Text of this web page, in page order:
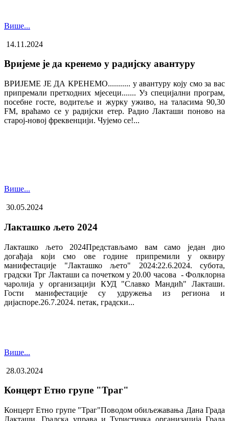
Више...
14.11.2024
Вријеме је да кренемо у радијску авантуру
ВРИЈЕМЕ ЈЕ ДА КРЕНЕМО........... у авантуру коју смо за вас
припремали претходних мјесеци....... Уз специјални програм,
посебне госте, водитеље и журку уживо, на таласима 90,30
FM, враћамо се у радијски етер. Радио Лакташи поново на
старој-новој фреквенцији. Чујемо се!...
Више...
30.05.2024
Лакташко љето 2024
Лакташко љето 2024Представљамо вам само један дио
догађаја који смо ове године припремили у оквиру
манифестације "Лакташко љето" 2024:22.6.2024. субота,
градски Трг Лакташи са почетком у 20.00 часова - Фолклорна
чаролија у организацији КУД "Славко Мандић" Лакташи.
Гости манифестације су удружења из региона и
дијаспоре.26.7.2024. петак, градски...
Више...
28.03.2024
Концерт Етно групе "Траг"
Концерт Етно групе "Траг"Поводом обиљежавања Дана Града
Лакташи, Градска управа и Туристичка организација Града